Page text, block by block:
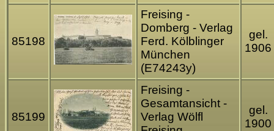
85198
Freising -
Domberg - Verlag
Ferd. Kölblinger
München
(E74243y)
gel.
1906
85199
Freising -
Gesamtansicht -
Verlag Wölfl
gel.
1900